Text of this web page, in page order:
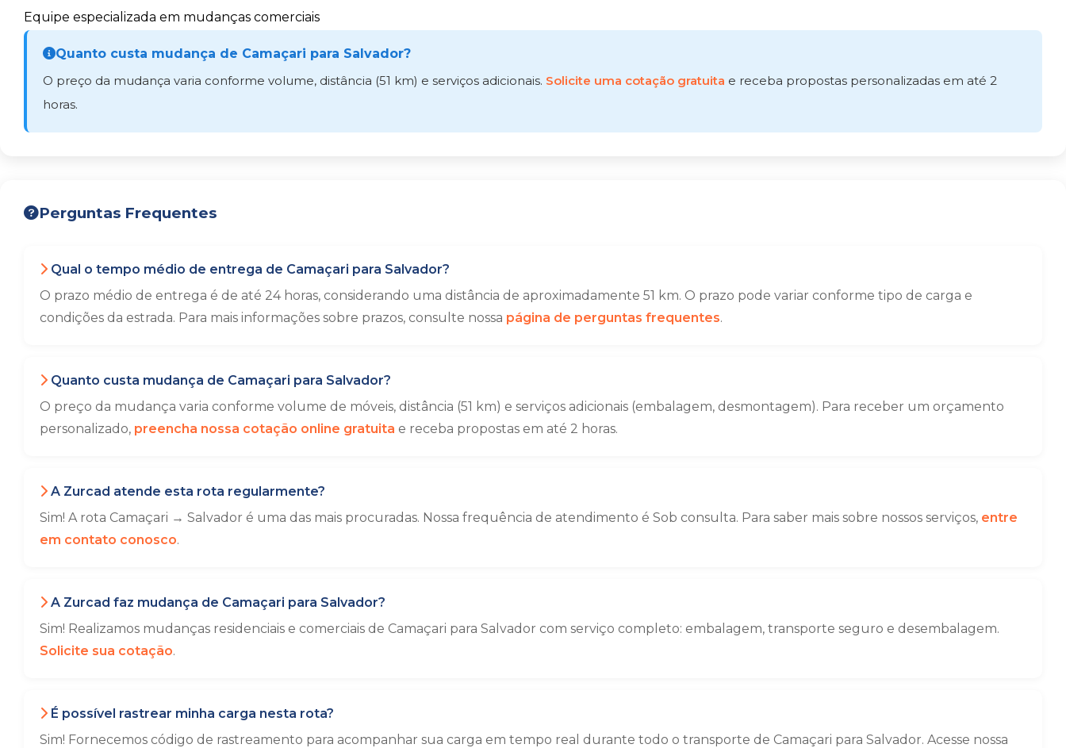
Equipe especializada em mudanças comerciais
Quanto custa mudança de Camaçari para Salvador?
O preço da mudança varia conforme volume, distância (51 km) e serviços adicionais. Solicite uma cotação gratuita e receba propostas personalizadas em até 2
horas.
Perguntas Frequentes
Qual o tempo médio de entrega de Camaçari para Salvador?
O prazo médio de entrega é de até 24 horas, considerando uma distância de aproximadamente 51 km. O prazo pode variar conforme tipo de carga e
condições da estrada. Para mais informações sobre prazos, consulte nossa página de perguntas frequentes.
Quanto custa mudança de Camaçari para Salvador?
O preço da mudança varia conforme volume de móveis, distância (51 km) e serviços adicionais (embalagem, desmontagem). Para receber um orçamento
personalizado, preencha nossa cotação online gratuita e receba propostas em até 2 horas.
A Zurcad atende esta rota regularmente?
Sim! A rota Camaçari → Salvador é uma das mais procuradas. Nossa frequência de atendimento é Sob consulta. Para saber mais sobre nossos serviços, entre
em contato conosco.
A Zurcad faz mudança de Camaçari para Salvador?
Sim! Realizamos mudanças residenciais e comerciais de Camaçari para Salvador com serviço completo: embalagem, transporte seguro e desembalagem.
Solicite sua cotação.
É possível rastrear minha carga nesta rota?
Sim! Fornecemos código de rastreamento para acompanhar sua carga em tempo real durante todo o transporte de Camaçari para Salvador. Acesse nossa